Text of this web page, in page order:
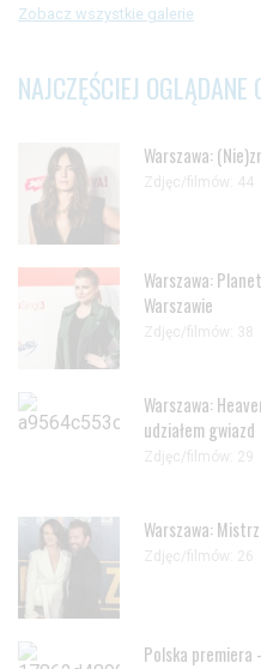
Zobacz wszystkie galerie
NAJCZĘŚCIEJ OGLĄDANE
Warszawa:
Zdjęc/filmów: 44
Warszawa:
Warszawie
Zdjęc/filmów: 38
Warszawa:
udziałem gwiazd
Zdjęc/filmów: 29
Warszawa:
Zdjęc/filmów: 26
Polska